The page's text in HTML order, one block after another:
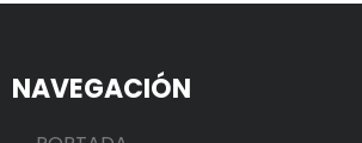
NAVEGACIÓN